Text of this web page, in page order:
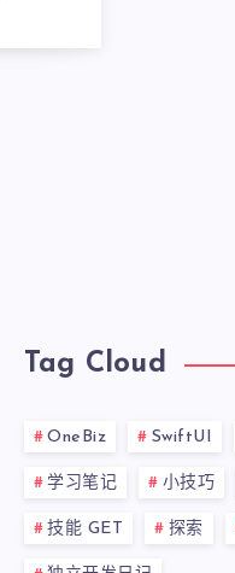
Tag Cloud
OneBiz SwiftUI
学习笔记 小技巧
技能 GET 探索